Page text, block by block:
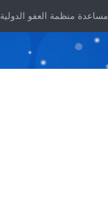
مساعدة منظمة العفو الدولية